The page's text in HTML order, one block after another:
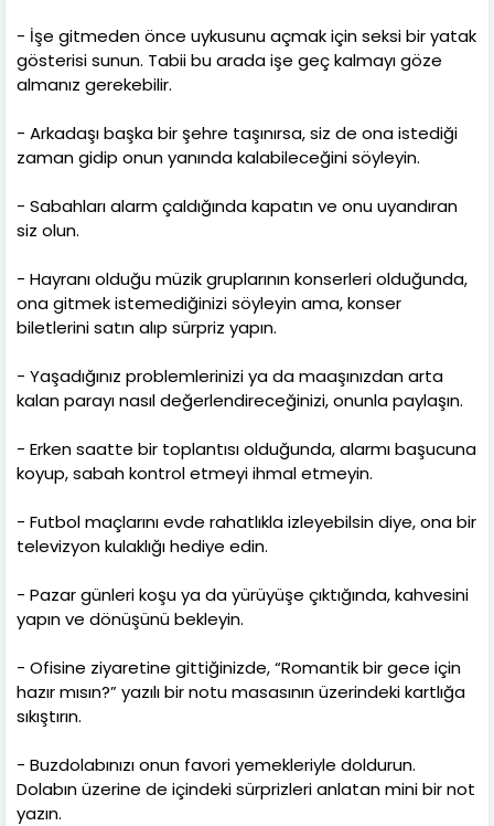
- İşe gitmeden önce uykusunu açmak için seksi bir yatak
gösterisi sunun. Tabii bu arada işe geç kalmayı göze
almanız gerekebilir.
- Arkadaşı başka bir şehre taşınırsa, siz de ona istediği
zaman gidip onun yanında kalabileceğini söyleyin.
- Sabahları alarm çaldığında kapatın ve onu uyandıran
siz olun.
- Hayranı olduğu müzik gruplarının konserleri olduğunda,
ona gitmek istemediğinizi söyleyin ama, konser
biletlerini satın alıp sürpriz yapın.
- Yaşadığınız problemlerinizi ya da maaşınızdan arta
kalan parayı nasıl değerlendireceğinizi, onunla paylaşın.
- Erken saatte bir toplantısı olduğunda, alarmı başucuna
koyup, sabah kontrol etmeyi ihmal etmeyin.
- Futbol maçlarını evde rahatlıkla izleyebilsin diye, ona bir
televizyon kulaklığı hediye edin.
- Pazar günleri koşu ya da yürüyüşe çıktığında, kahvesini
yapın ve dönüşünü bekleyin.
- Ofisine ziyaretine gittiğinizde, “Romantik bir gece için
hazır mısın?” yazılı bir notu masasının üzerindeki kartlığa
sıkıştırın.
- Buzdolabınızı onun favori yemekleriyle doldurun.
Dolabın üzerine de içindeki sürprizleri anlatan mini bir not
yazın.